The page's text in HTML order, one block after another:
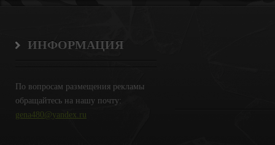
ИНФОРМАЦИЯ
По вопросам размещения рекламы
обращайтесь на нашу почту:
gena480@yandex.ru